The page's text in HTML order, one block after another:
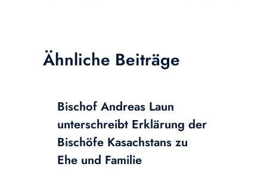
Ähnliche Beiträge
Bischof Andreas Laun
unterschreibt Erklärung der
Bischöfe Kasachstans zu
Ehe und Familie